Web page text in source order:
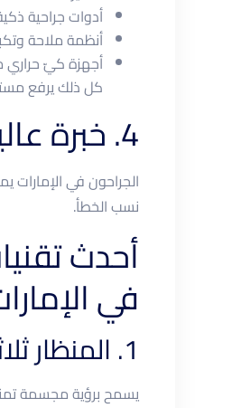
أدوات جراحية
أنظمة ملاحة
أجهزة كيّ
كل ذلك يرفع
4. خبرة عالية لدى الجراحين
الجراحون في الإمارات
نسب الخطأ.
أحدث
في
1. المنظار ثلاثي الأبعاد (3D Laparoscopy)
يسمح برؤية مجسمة